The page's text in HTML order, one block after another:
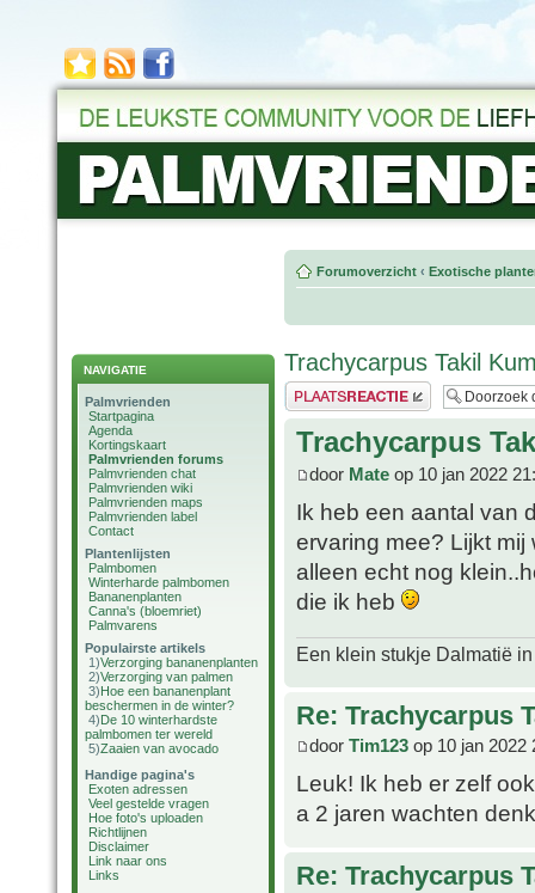
NAVIGATIE
Palmvrienden
Startpagina
Agenda
Kortingskaart
Palmvrienden forums
Palmvrienden chat
Palmvrienden wiki
Palmvrienden maps
Palmvrienden label
Contact
Plantenlijsten
Palmbomen
Winterharde palmbomen
Bananenplanten
Canna's (bloemriet)
Palmvarens
Populairste artikels
1)Verzorging bananenplanten
2)Verzorging van palmen
3)Hoe een bananenplant
beschermen in de winter?
4)De 10 winterhardste
palmbomen ter wereld
5)Zaaien van avocado
Handige pagina's
Exoten adressen
Veel gestelde vragen
Hoe foto's uploaden
Richtlijnen
Disclaimer
Link naar ons
Links
Forumoverzicht ‹ Exotische
Trachycarpus Takil
Plaats een reactie
Trachycarpus
door Mate op 10 jan 2022
Ik heb een aantal van
ervaring mee? Lijkt
alleen echt nog
die ik heb
Een klein stukje Dalmatië
Re: Trachycarpus
door Tim123 op 10 jan 2022
Leuk! Ik heb er zelf
a 2 jaren wachten
Re: Trachycarpus